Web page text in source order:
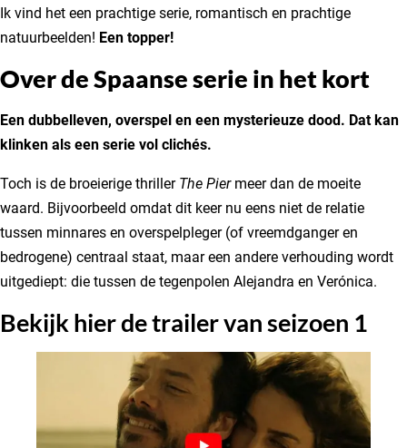
Ik vind het een prachtige serie, romantisch en prachtige
natuurbeelden! Een topper!
Over de Spaanse serie in het kort
Een dubbelleven, overspel en een mysterieuze dood. Dat kan
klinken als een serie vol clichés.
Toch is de broeierige thriller The Pier meer dan de moeite
waard. Bijvoorbeeld omdat dit keer nu eens niet de relatie
tussen minnares en overspelpleger (of vreemdganger en
bedrogene) centraal staat, maar een andere verhouding wordt
uitgediept: die tussen de tegenpolen Alejandra en Verónica.
Bekijk hier de trailer van seizoen 1